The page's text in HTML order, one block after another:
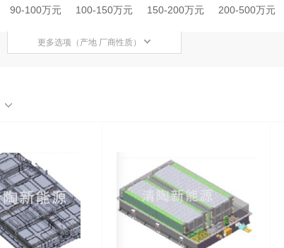
90-100万元 100-150万元 150-200万元 200-500万元
更多选项（产地 厂商性质）